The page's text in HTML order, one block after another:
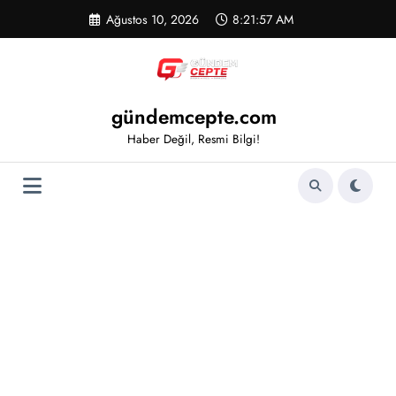
Ağustos 10, 2026 8:21:57 AM
gündemcepte.com
Haber Değil, Resmi Bilgi!